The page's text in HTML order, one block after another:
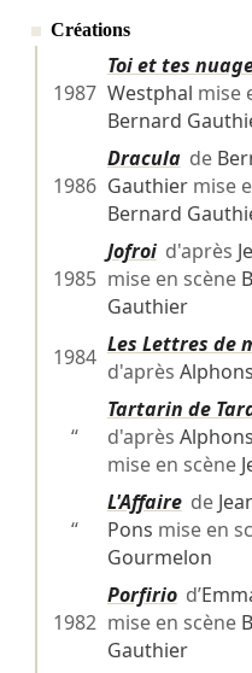
Créations
1987
Toi et tes
Westphal mise
Bernard
1986
Draculade
Gauthiermise
Bernard
1985
Jofroid'après
mise en scène
Gauthier
1984 Les Lettres de
d'après
“
Tartarin de
d'après
mise en scène
“
L'Affairede
Pons mise en
Gourmelon
1982
Porfiriod’
mise en scène
Gauthier